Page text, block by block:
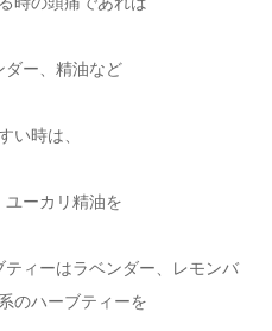
ダー、精油など
い時は、
ユーカリ精油を
ィーはラベンダー、レモンバ
のハーブティーを